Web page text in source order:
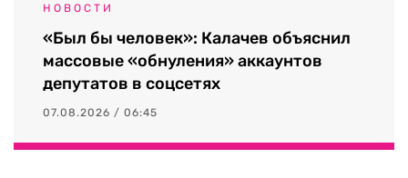
НОВОСТИ
«Был бы человек»: Калачев объяснил
массовые «обнуления» аккаунтов
депутатов в соцсетях
07.08.2026 / 06:45